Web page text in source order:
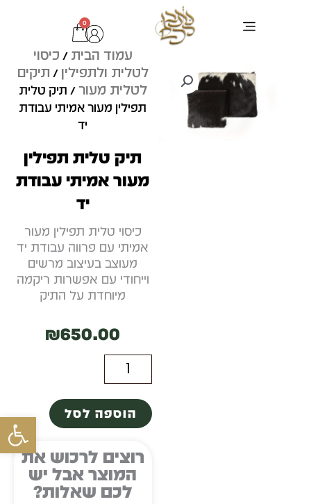
פתח
0
עגלת
קניותעמוד הבית / כיסוי
לטלית ולתפילין / תיקים
לטלית מעור/ תיק טלית
תפילין מעור אמיתי עבודת
יד
תיק טלית תפילין
מעור אמיתי עבודת
יד
כיסוי טלית תפילין מעור
אמיתי עם פרווה עבודת יד
מעוצב בעיצוב מרשים
וייחודי עם אפשרות ריקמה
מיוחדת על התיק
₪650.00
כמות
של
תיק
טלית
תפילין
הוספה לסל
רוצים לרכוש את
המוצר אבל יש
לכם שאלות?